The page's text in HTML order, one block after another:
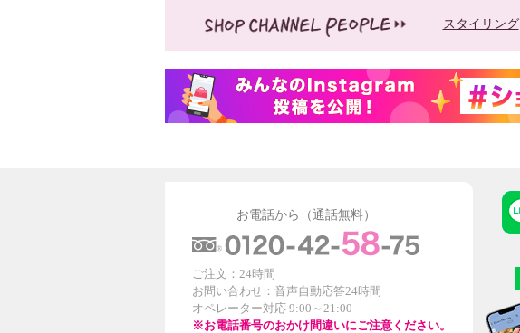
熟酵 ハリツヤ潤い肌に導く フ
熟酵 ハリツヤ潤い肌に導く フ
スタイリング
お電話から（通話無料）
ご注文：24時間
お問い合わせ：音声自動応答24時間
オペレーター対応 9:00～21:00
※お電話番号のおかけ間違いにご注意ください。